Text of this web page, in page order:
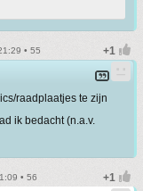
• 55
raadplaatjes te zijn
ik bedacht (n.a.v.
• 56